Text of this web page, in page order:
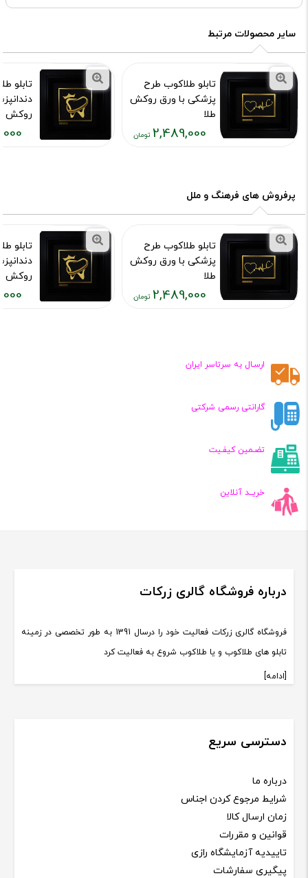
سایر محصولات مرتبط
تابلو طلاکوب طرح
پزشکی با ورق روکش
طلا
کد محصول :7537
2,489,000
تومان
تابلو
روکش طلای
کد محصول
پرفروش های فرهنگ و ملل
تابلو طلاکوب طرح
پزشکی با ورق روکش
طلا
کد محصول :7537
2,489,000
تابلو
روکش طلای
کد محصول
ارسـال به سرتاسر ایران
گارانتی رسمی شرکتی
تضـمین کیفـیت
خریــد آنلاین
درباره فروشگاه گالری زرکات
فروشگاه گالری زرکات فعالیت خود را درسال 1391 به طور تخصصی در زمینه
تابلو های طلاکوب و یا طلاکوب شروع به فعالیت کرد
[ادامه]
دسترسی سریع
درباره ما
شرایط مرجوع کردن اجناس
زمان ارسال کالا
قوانین و مقررات
تاییدیه آزمایشگاه رازی
پیگیری سفارشات